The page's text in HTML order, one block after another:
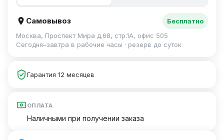
Самовывоз
Бесплатно
Москва, Проспект Мира д.68, стр.1А, офис 505
Сегодня–завтра в рабочие часы · резерв до суток
Гарантия 12 месяцев
ОПЛАТА
Наличными при получении заказа